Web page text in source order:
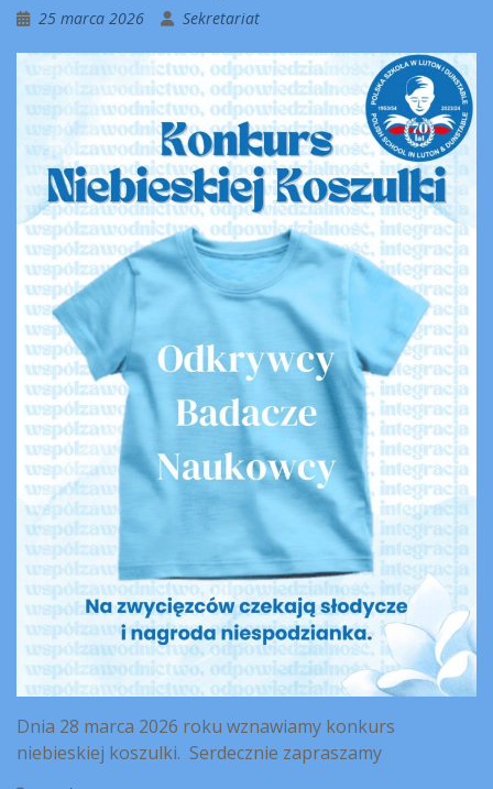
25 marca 2026 Sekretariat
Dnia 28 marca 2026 roku wznawiamy konkurs
niebieskiej koszulki. Serdecznie zapraszamy